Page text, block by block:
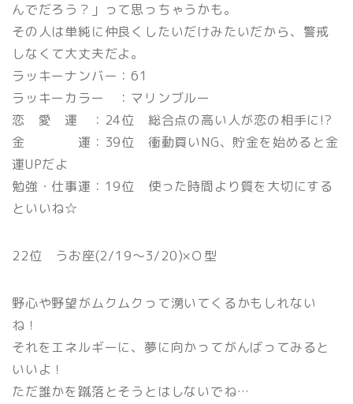
んでだろう？」って思っちゃうかも。
その人は単純に仲良くしたいだけみたいだから、警戒
しなくて大丈夫だよ。
ラッキーナンバー：61
ラッキーカラー ：マリンブルー
恋 愛 運 ：24位 総合点の高い人が恋の相手に!?
金 運：39位 衝動買いNG、貯金を始めると金
運UPだよ
勉強・仕事運：19位 使った時間より質を大切にする
といいね☆
22位 うお座(2/19〜3/20)×Ｏ型
野心や野望がムクムクって湧いてくるかもしれない
ね！
それをエネルギーに、夢に向かってがんばってみると
いいよ！
ただ誰かを蹴落とそうとはしないでね…